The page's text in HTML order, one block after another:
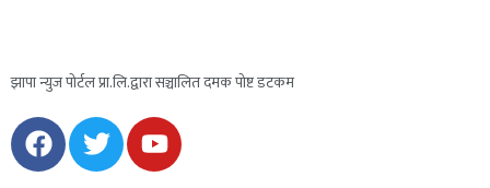
झापा न्युज पोर्टल प्रा.लि.द्वारा सञ्चालित दमक पोष्ट डटकम